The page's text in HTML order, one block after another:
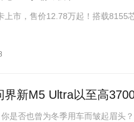
上市，售价12.78万起！搭载8155
界新M5 Ultra以至高
是否也曾为冬季用车而皱起眉头